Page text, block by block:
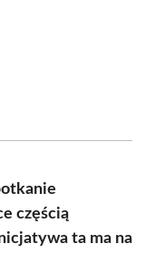
częścią
ta ma na